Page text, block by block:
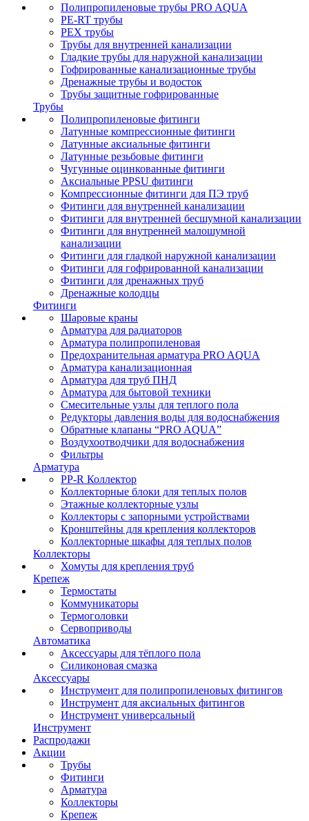
Полипропиленовые трубы PRO AQUA
PE-RT трубы
PEX трубы
Трубы для внутренней канализации
Гладкие трубы для наружной канализации
Гофрированные канализационные трубы
Дренажные трубы и водосток
Трубы защитные гофрированные
Трубы
Полипропиленовые фитинги
Латунные компрессионные фитинги
Латунные аксиальные фитинги
Латунные резьбовые фитинги
Чугунные оцинкованные фитинги
Аксиальные PPSU фитинги
Компрессионные фитинги для ПЭ труб
Фитинги для внутренней канализации
Фитинги для внутренней бесшумной канализации
Фитинги для внутренней малошумной
канализации
Фитинги для гладкой наружной канализации
Фитинги для гофрированной канализации
Фитинги для дренажных труб
Дренажные колодцы
Фитинги
Шаровые краны
Арматура для радиаторов
Арматура полипропиленовая
Предохранительная арматура PRO AQUA
Арматура канализационная
Арматура для труб ПНД
Арматура для бытовой техники
Смесительные узлы для теплого пола
Редукторы давления воды для водоснабжения
Обратные клапаны “PRO AQUA”
Воздухоотводчики для водоснабжения
Фильтры
Арматура
PP-R Коллектор
Коллекторные блоки для теплых полов
Этажные коллекторные узлы
Коллекторы с запорными устройствами
Кронштейны для крепления коллекторов
Коллекторные шкафы для теплых полов
Коллекторы
Хомуты для крепления труб
Крепеж
Термостаты
Коммуникаторы
Термоголовки
Сервоприводы
Автоматика
Аксессуары для тёплого пола
Силиконовая смазка
Аксессуары
Инструмент для полипропиленовых фитингов
Инструмент для аксиальных фитингов
Инструмент универсальный
Инструмент
Распродажи
Акции
Трубы
Фитинги
Арматура
Коллекторы
Крепеж